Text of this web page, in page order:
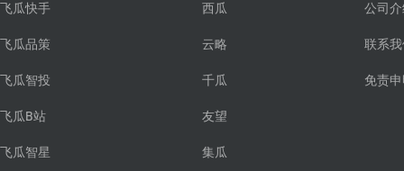
飞瓜快手
飞瓜品策
飞瓜智投
飞瓜B站
飞瓜智星
西瓜
云略
千瓜
友望
集瓜
公司
联系
免责